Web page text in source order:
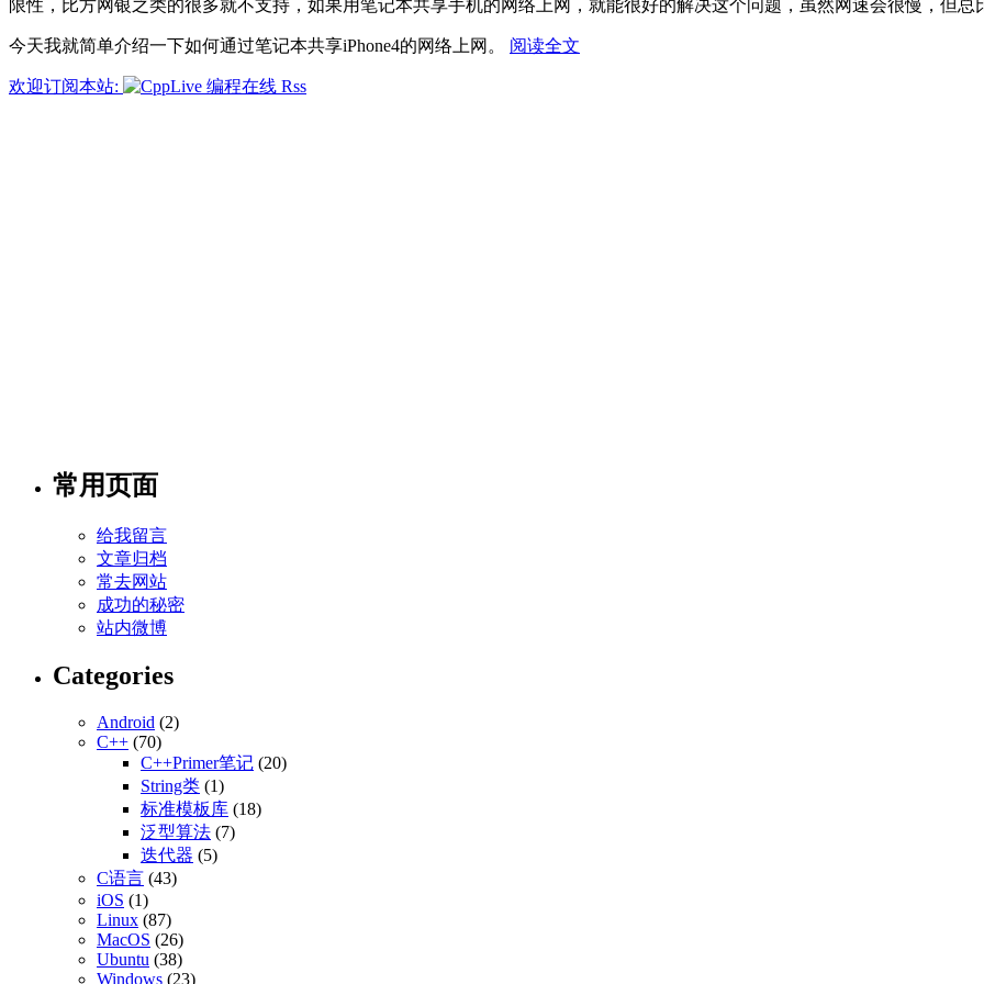
限性，比方网银之类的很多就不支持，如果用笔记本共享手机的网络上网，就能很好的解决这个问题，虽然网速会很慢，但总
今天我就简单介绍一下如何通过笔记本共享iPhone4的网络上网。 阅读全文
欢迎订阅本站:
常用页面
给我留言
文章归档
常去网站
成功的秘密
站内微博
Categories
Android (2)
C++ (70)
C++Primer笔记 (20)
String类 (1)
标准模板库 (18)
泛型算法 (7)
迭代器 (5)
C语言 (43)
iOS (1)
Linux (87)
MacOS (26)
Ubuntu (38)
Windows (23)